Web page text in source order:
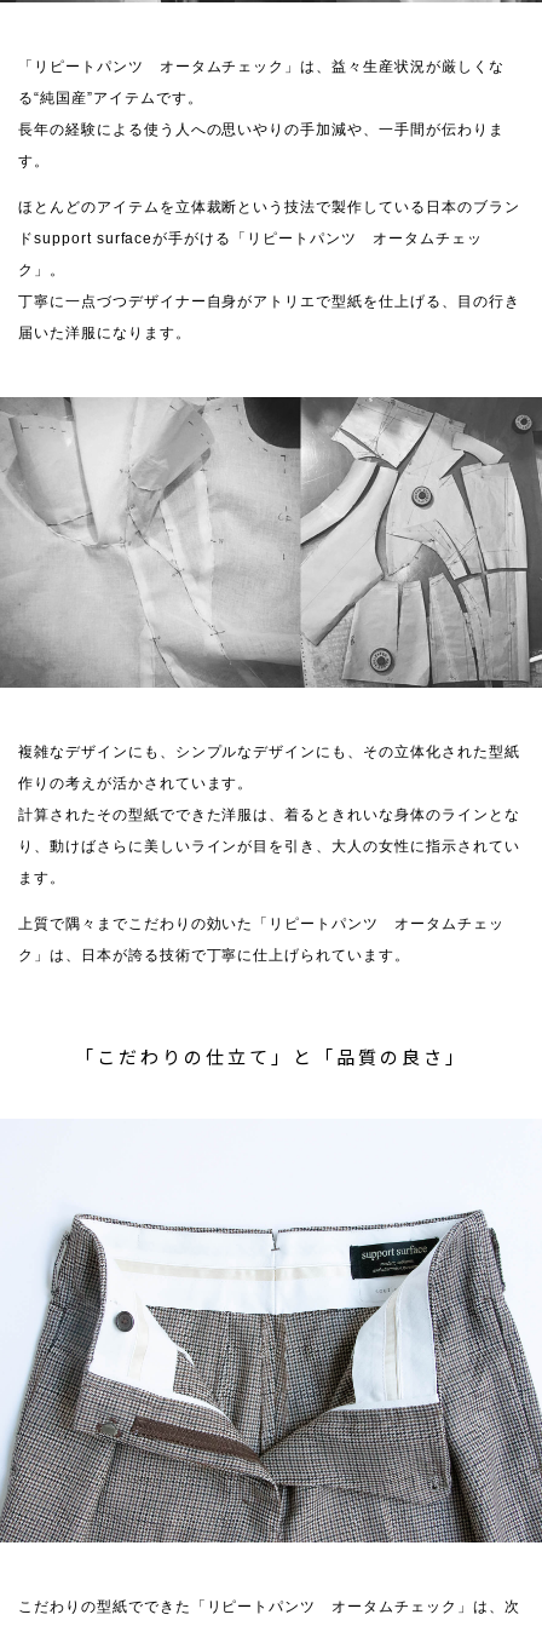
「リピートパンツ オータムチェック」は、益々生産状況が厳しくな
る“純国産”アイテムです。
長年の経験による使う人への思いやりの手加減や、一手間が伝わりま
す。
ほとんどのアイテムを立体裁断という技法で製作している日本のブラン
ドsupport surfaceが手がける「リピートパンツ オータムチェッ
ク」。
丁寧に一点づつデザイナー自身がアトリエで型紙を仕上げる、目の行き
届いた洋服になります。
複雑なデザインにも、シンプルなデザインにも、その立体化された型紙
作りの考えが活かされています。
計算されたその型紙でできた洋服は、着るときれいな身体のラインとな
り、動けばさらに美しいラインが目を引き、大人の女性に指示されてい
ます。
上質で隅々までこだわりの効いた「リピートパンツ オータムチェッ
ク」は、日本が誇る技術で丁寧に仕上げられています。
「こだわりの仕立て」と「品質の良さ」
こだわりの型紙でできた「リピートパンツ オータムチェック」は、次